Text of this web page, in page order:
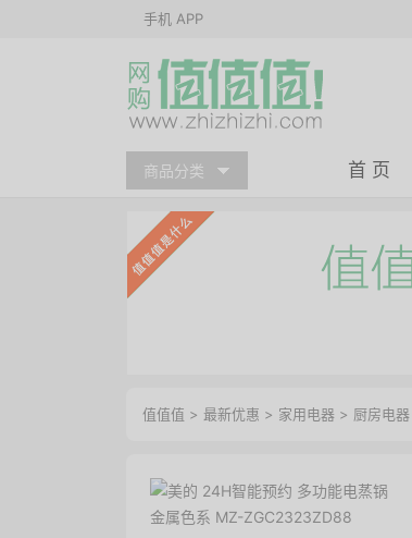
手机 APP
商品分类 首 页
值值值 > 最新优惠 > 家用电器 > 厨房电器